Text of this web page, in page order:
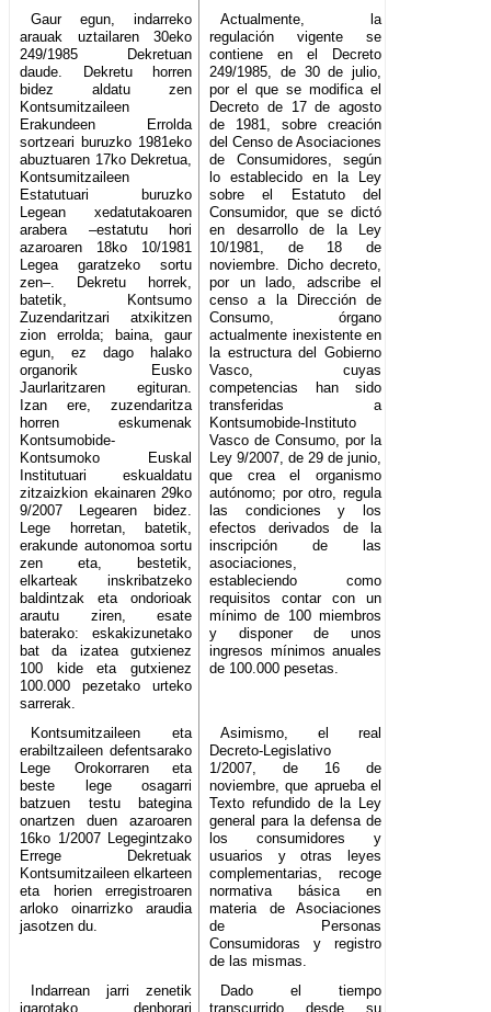
Gaur egun, indarreko
arauak uztailaren 30eko
249/1985 Dekretuan
daude. Dekretu horren
bidez aldatu zen
Kontsumitzaileen
Erakundeen Errolda
sortzeari buruzko 1981eko
abuztuaren 17ko Dekretua,
Kontsumitzaileen
Estatutuari buruzko
Legean xedatutakoaren
arabera –estatutu hori
azaroaren 18ko 10/1981
Legea garatzeko sortu
zen–. Dekretu horrek,
batetik, Kontsumo
Zuzendaritzari atxikitzen
zion errolda; baina, gaur
egun, ez dago halako
organorik Eusko
Jaurlaritzaren egituran.
Izan ere, zuzendaritza
horren eskumenak
Kontsumobide-
Kontsumoko Euskal
Institutuari eskualdatu
zitzaizkion ekainaren 29ko
9/2007 Legearen bidez.
Lege horretan, batetik,
erakunde autonomoa sortu
zen eta, bestetik,
elkarteak inskribatzeko
baldintzak eta ondorioak
arautu ziren, esate
baterako: eskakizunetako
bat da izatea gutxienez
100 kide eta gutxienez
100.000 pezetako urteko
sarrerak.
Actualmente, la
regulación vigente se
contiene en el Decreto
249/1985, de 30 de julio,
por el que se modifica el
Decreto de 17 de agosto
de 1981, sobre creación
del Censo de Asociaciones
de Consumidores, según
lo establecido en la Ley
sobre el Estatuto del
Consumidor, que se dictó
en desarrollo de la Ley
10/1981, de 18 de
noviembre. Dicho decreto,
por un lado, adscribe el
censo a la Dirección de
Consumo, órgano
actualmente inexistente en
la estructura del Gobierno
Vasco, cuyas
competencias han sido
transferidas a
Kontsumobide-Instituto
Vasco de Consumo, por la
Ley 9/2007, de 29 de junio,
que crea el organismo
autónomo; por otro, regula
las condiciones y los
efectos derivados de la
inscripción de las
asociaciones,
estableciendo como
requisitos contar con un
mínimo de 100 miembros
y disponer de unos
ingresos mínimos anuales
de 100.000 pesetas.
Kontsumitzaileen eta
erabiltzaileen defentsarako
Lege Orokorraren eta
beste lege osagarri
batzuen testu bategina
onartzen duen azaroaren
16ko 1/2007 Legegintzako
Errege Dekretuak
Kontsumitzaileen elkarteen
eta horien erregistroaren
arloko oinarrizko araudia
jasotzen du.
Asimismo, el real
Decreto-Legislativo
1/2007, de 16 de
noviembre, que aprueba el
Texto refundido de la Ley
general para la defensa de
los consumidores y
usuarios y otras leyes
complementarias, recoge
normativa básica en
materia de Asociaciones
de Personas
Consumidoras y registro
de las mismas.
Indarrean jarri zenetik
igarotako denborari
Dado el tiempo
transcurrido desde su